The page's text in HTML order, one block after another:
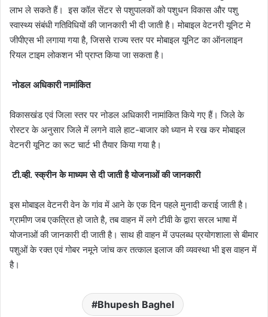
लाभ ले सकते हैं। इस कॉल सेंटर से पशुपालकों को पशुधन विकास और पशु
स्वास्थ्य संबंधी गतिविधियों की जानकारी भी दी जाती है। मोबाइल वेटनरी यूनिट मे
जीपीएस भी लगाया गया है, जिससे राज्य स्तर पर मोबाइल यूनिट का ऑनलाइन
रियल टाइम लोकशन भी प्राप्त किया जा सकता है।
नोडल अधिकारी नामांकित
विकासखंड एवं जिला स्तर पर नोडल अधिकारी नामांकित किये गए हैं। जिले के
रोस्टर के अनुसार जिले में लगने वाले हाट-बाजार को ध्यान मे रख कर मोबाइल
वेटनरी यूनिट का रूट चार्ट भी तैयार किया गया है।
टी.व्ही. स्क्रीन के माध्यम से दी जाती है योजनाओं की जानकारी
इस मोबाइल वेटनरी वेन के गांव में आने के एक दिन पहले मुनादी कराई जाती है।
ग्रामीण जब एकत्रित हो जाते है, तब वाहन में लगे टीवी के द्वारा सरल भाषा में
योजनाओं की जानकारी दी जाती है। साथ ही वाहन में उपलब्ध प्रयोगशाला से बीमार
पशुओं के रक्त एवं गोबर नमूने जांच कर तत्काल इलाज की व्यवस्था भी इस वाहन में
है।
Bhupesh Baghel